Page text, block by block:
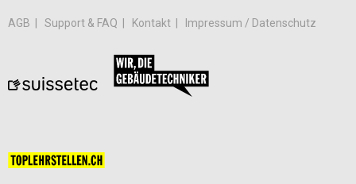
AGB Support & FAQ Kontakt Impressum / Datenschutz